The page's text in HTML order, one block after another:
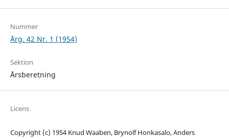
Nummer
Årg. 42 Nr. 1 (1954)
Sektion
Årsberetning
Licens
Copyright (c) 1954 Knud Waaben, Brynolf Honkasalo, Anders